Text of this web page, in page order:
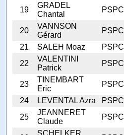
19
GRADEL
Chantal
PSPC
20
VANNSON
Gérard
PSPC
21
SALEH Moaz PSPC
22
VALENTINI
Patrick
PSPC
23
TINEMBART
Eric
PSPC
24
LEVENTAL Azra PSPC
25
JEANNERET
Claude
PSPC